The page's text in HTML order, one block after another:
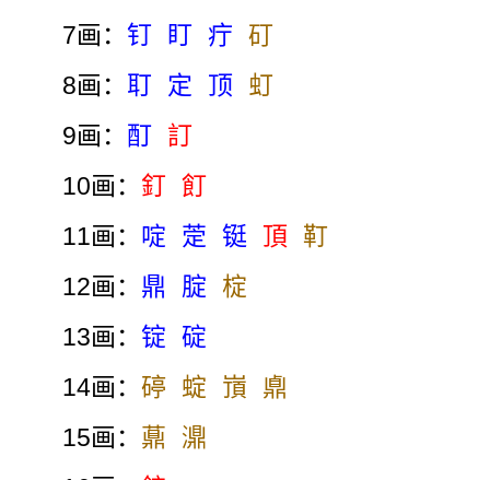
7画：钉 盯 疔 矴
8画： 耵 定 顶
虰
9画： 酊 訂
10画： 釘 飣
11画： 啶 萣 铤 頂
靪
12画： 鼎 腚
椗
13画： 锭 碇
14画：碠 蝊 嵿
鼑
15画： 薡
濎